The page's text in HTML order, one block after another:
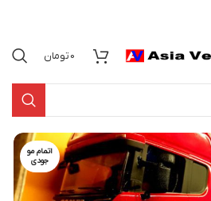
0تومان
اتمام مو
جودی